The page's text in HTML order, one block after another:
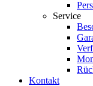
Service
Kontakt